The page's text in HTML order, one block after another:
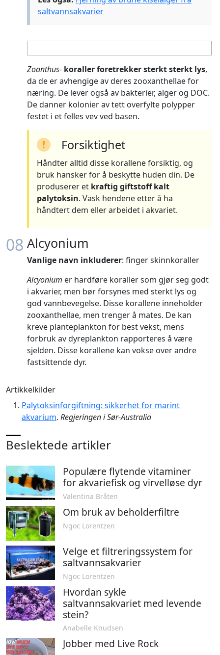
saltvannsakvarier
Zoanthus- koraller foretrekker sterkt sterkt lys,
da de er avhengige av deres zooxanthellae for
næring. De lever også av bakterier, alger og DOC.
De danner kolonier av tett overfylte polypper
festet i et felles vev ved basen.
Forsiktighet
Håndter alltid disse korallene forsiktig, og
bruk hansker for å beskytte huden din. De
produserer et kraftig giftstoff kalt
palytoksin. Vask hendene etter å ha
håndtert dem eller arbeidet i akvariet.
08 Alcyonium
Vanlige navn inkluderer: finger skinnkoraller
Alcyonium er hardføre koraller som gjør seg godt
i akvarier, men bør forsynes med sterkt lys og
god vannbevegelse. Disse korallene inneholder
zooxanthellae, men trenger å mates. De kan
kreve planteplankton for best vekst, mens
forbruk av dyreplankton rapporteres å være
sjelden. Disse korallene kan vokse over andre
fastsittende dyr.
Artikkelkilder
Palytoksinforgiftning: sikkerhet for marint
akvarium. Regjeringen i Sør-Australia
Beslektede artikler
Populære flytende vitaminer
for akvariefisk og virvelløse dyr
Valentina Bråten
Om bruk av beholderfiltre
Ngoc Lorentzen
Velge et filtreringssystem for
saltvannsakvarier
Ngoc Lorentzen
Hvordan sykle
saltvannsakvariet med levende
stein?
Anabelle Knudsen
Jobber med Live Rock